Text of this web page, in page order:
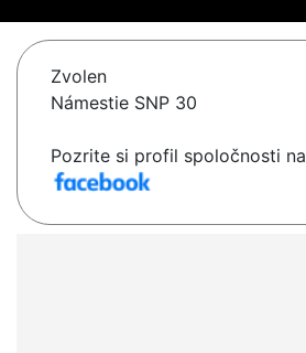
Zvolen
Námestie SNP 30
Pozrite si profil spoločnosti na